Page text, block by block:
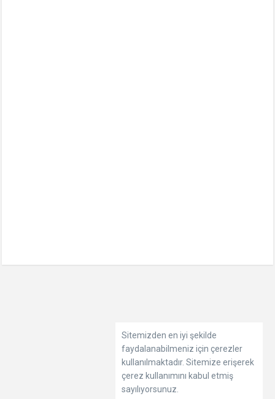
Sitemizden en iyi şekilde
faydalanabilmeniz için çerezler
kullanılmaktadır. Sitemize erişerek
çerez kullanımını kabul etmiş
sayılıyorsunuz.